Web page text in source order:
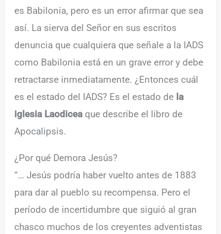
es Babilonia, pero es un error afirmar que sea
así. La sierva del Señor en sus escritos
denuncia que cualquiera que señale a la IADS
como Babilonia está en un grave error y debe
retractarse inmediatamente. ¿Entonces cuál
es el estado del IADS? Es el estado de la
iglesia Laodicea que describe el libro de
Apocalipsis.
¿Por qué Demora Jesús?
“… Jesús podría haber vuelto antes de 1883
para dar al pueblo su recompensa. Pero el
período de incertidumbre que siguió al gran
chasco muchos de los creyentes adventistas